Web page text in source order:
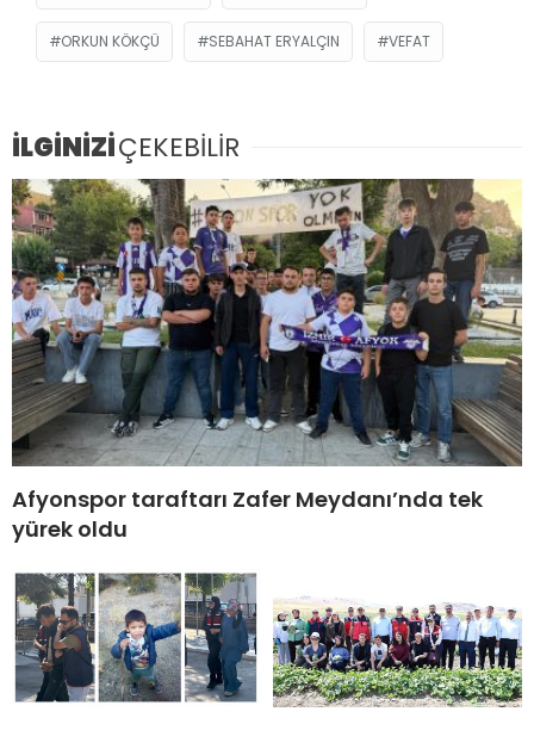
ORKUN KÖKÇÜ SEBAHAT ERYALÇIN VEFAT
İLGİNİZİÇEKEBİLİR
Afyonspor taraftarı Zafer Meydanı’nda tek
yürek oldu